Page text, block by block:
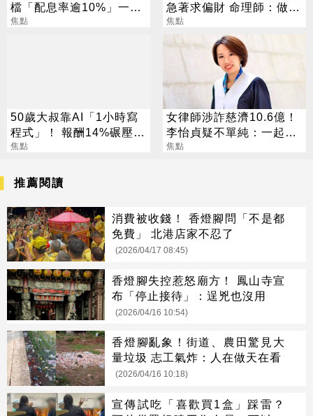
檔「配息率逾10%」一次
看
焦點
急著求偏財 命理師：做1
事更有效
焦點
50歲大叔靠AI「1小時寫
程式」！ 報酬14%碾壓標
普 直接辭職去炒股
焦點
女律師涉詐慈濟10.6億！
李怡貞疑不單純：一起洗
錢？
焦點
推薦閱讀
消費被收錢！ 香燈腳問「不是都
免費」 北港店家不忍了
(2026/04/17 08:45)
香燈腳失控惹怒廟方！ 鳳山寺宣
布「停止接待」：逞兇也沒用
(2026/04/16 10:54)
香燈腳亂象！街道、農田驚見大
量垃圾 志工氣炸：人在做天在看
(2026/04/16 10:18)
宣傳試吃「喜歡買1盒」踩雷？